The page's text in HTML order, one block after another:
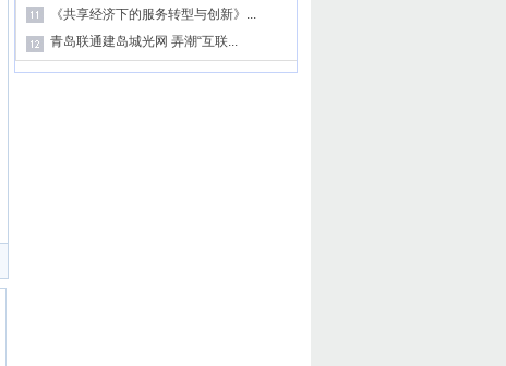
《共享经济下的服务转型与创新》...
青岛联通建岛城光网 弄潮“互联...